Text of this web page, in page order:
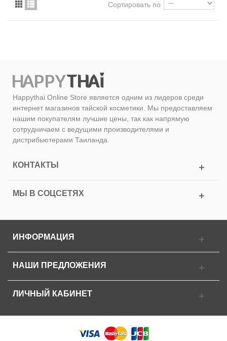
Сортировать по
Happythai Online Store является одним из лидеров среди
интернет магазинов тайской косметики. Мы предоставляем
нашим покупателям лучшие цены, так как напрямую
сотрудничаем с ведущими производителями и
дистрибьютерами Таиланда.
КОНТАКТЫ
МЫ В СОЦСЕТЯХ
ИНФОРМАЦИЯ
НАШИ ПРЕДЛОЖЕНИЯ
ЛИЧНЫЙ КАБИНЕТ